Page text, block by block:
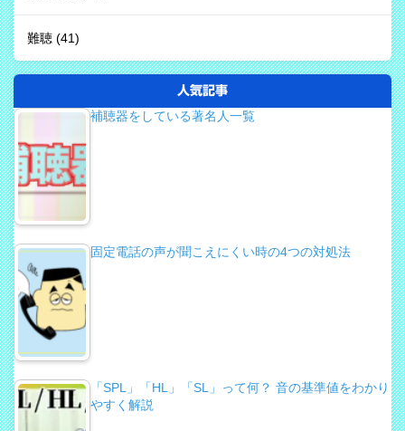
難聴 (41)
人気記事
補聴器をしている著名人一覧
固定電話の声が聞こえにくい時の4つの対処法
「SPL」「HL」「SL」って何？ 音の基準値をわかり
やすく解説